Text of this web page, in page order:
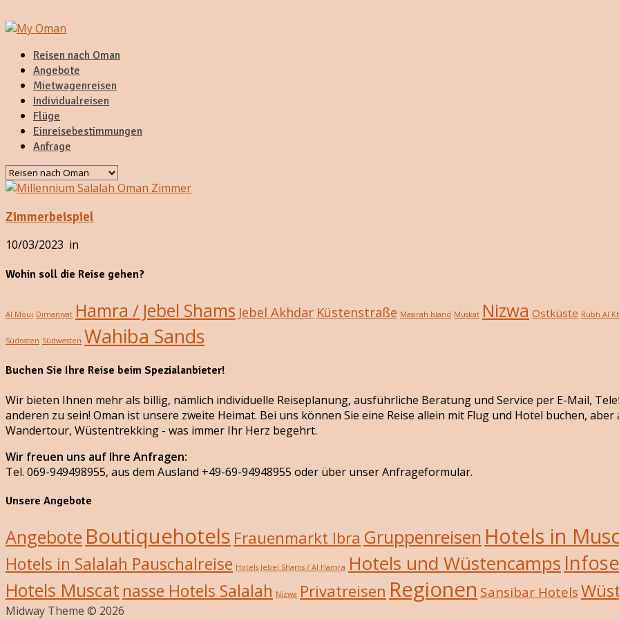
Reisen nach Oman
Angebote
Mietwagenreisen
Individualreisen
Flüge
Einreisebestimmungen
Anfrage
Zimmerbeispiel
10/03/2023 in
Wohin soll die Reise gehen?
Al Mouj Dimaniyat Hamra / Jebel Shams Jebel Akhdar Küstenstraße Masirah Island Muskat Nizwa Ostküste Rubh Al
Südosten Südwesten Wahiba Sands
Buchen Sie Ihre Reise beim Spezialanbieter!
Wir bieten Ihnen mehr als billig, nämlich individuelle Reiseplanung, ausführliche Beratung und Service per E-Mail,
anderen zu sein! Oman ist unsere zweite Heimat. Bei uns können Sie eine Reise allein mit Flug und Hotel buchen,
Wandertour, Wüstentrekking - was immer Ihr Herz begehrt.
Wir freuen uns auf Ihre Anfragen:
Tel. 069-949498955, aus dem Ausland +49-69-94948955 oder über unser Anfrageformular.
Unsere Angebote
Angebote Boutiquehotels Frauenmarkt Ibra Gruppenreisen Hotels in
Hotels in Salalah Pauschalreise Hotels Jebel Shams / Al Hamra Hotels und Wüstencamps
Hotels Muscat nasse Hotels Salalah Nizwa Privatreisen Regionen Sansibar Hotels
Midway Theme © 2026